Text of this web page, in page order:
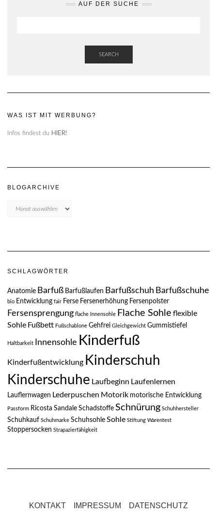
AUF DER SUCHE
SEARCH
WAS IST MIT WERBUNG?
Infos findest du HIER!
BLOGARCHIVE
SCHLAGWÖRTER
Anatomie Barfuß Barfußlaufen Barfußschuh Barfußschuhe
bio Entwicklung fair Ferse Fersenerhöhung Fersenpolster
Fersensprengung flache Innensohle Flache Sohle flexible
Sohle Fußbett Fußschablone Gehfrei Gleichgewicht Gummistiefel
Haltbarkeit Innensohle Kinderfuß
Kinderfußentwicklung Kinderschuh
Kinderschuhe Laufbeginn Laufenlernen
Lauflernwagen Lederpuschen Motorik motorische Entwicklung
Passform Ricosta Sandale Schadstoffe Schnürung Schuhhersteller
Schuhkauf Schuhmarke Schuhsohle Sohle Stiftung Warentest
Stoppersocken Strapazierfähigkeit
KONTAKT IMPRESSUM DATENSCHUTZ